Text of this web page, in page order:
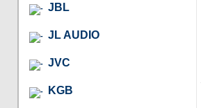
JBL
JL AUDIO
JVC
KGB